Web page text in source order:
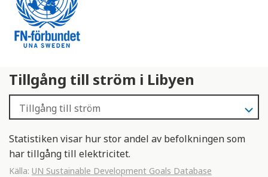
Tillgång till ström i Libyen
Statistiken visar hur stor andel av befolkningen som
har tillgång till elektricitet.
Källa: UN Sustainable Development Goals Database